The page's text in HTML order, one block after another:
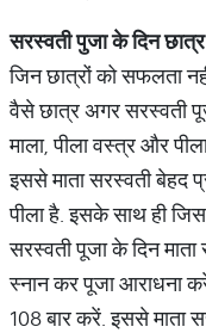
सरस्वतीपुजाकेदिनछात्र
जिन छात्रों को सफलता
वैसे छात्र अगर सरस्वती
माला, पीला वस्त्र और
इससे माता सरस्वती बेहद
पीला है. इसके साथ ही
सरस्वती पूजा के दिन
स्नान कर पूजा आराधना
108 बार करें. इससे माता